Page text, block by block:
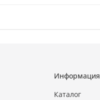
Информация
Каталог